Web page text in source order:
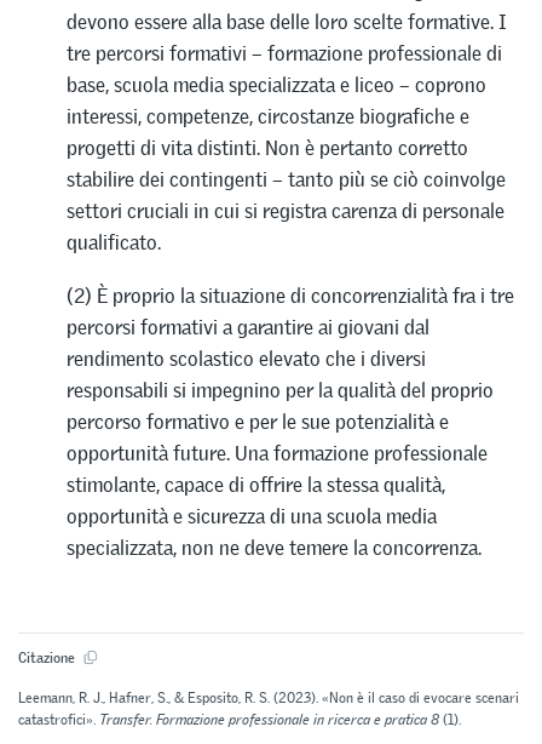
devono essere alla base delle loro scelte formative. I
tre percorsi formativi – formazione professionale di
base, scuola media specializzata e liceo – coprono
interessi, competenze, circostanze biografiche e
progetti di vita distinti. Non è pertanto corretto
stabilire dei contingenti – tanto più se ciò coinvolge
settori cruciali in cui si registra carenza di personale
qualificato.
(2) È proprio la situazione di concorrenzialità fra i tre
percorsi formativi a garantire ai giovani dal
rendimento scolastico elevato che i diversi
responsabili si impegnino per la qualità del proprio
percorso formativo e per le sue potenzialità e
opportunità future. Una formazione professionale
stimolante, capace di offrire la stessa qualità,
opportunità e sicurezza di una scuola media
specializzata, non ne deve temere la concorrenza.
Citazione
Leemann, R. J., Hafner, S., & Esposito, R. S. (2023). «Non è il caso di evocare scenari
catastrofici». Transfer. Formazione professionale in ricerca e pratica 8(1).